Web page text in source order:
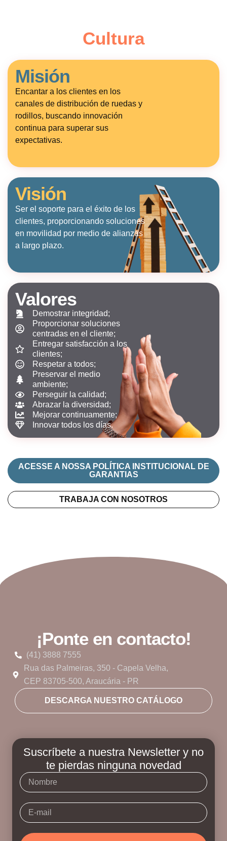
Cultura
Misión
Encantar a los clientes en los
canales de distribución de ruedas y
rodillos, buscando innovación
continua para superar sus
expectativas.
Visión
Ser el soporte para el éxito de los
clientes, proporcionando soluciones
en movilidad por medio de alianzas
a largo plazo.
Valores
Demostrar integridad;
Proporcionar soluciones
centradas en el cliente;
Entregar satisfacción a los
clientes;
Respetar a todos;
Preservar el medio
ambiente;
Perseguir la calidad;
Abrazar la diversidad;
Mejorar continuamente;
Innovar todos los días.
ACESSE A NOSSA POLÍTICA INSTITUCIONAL DE
GARANTIAS
TRABAJA CON NOSOTROS
¡Ponte en contacto!
(41) 3888 7555
Rua das Palmeiras, 350 - Capela Velha,
CEP 83705-500, Araucária - PR
DESCARGA NUESTRO CATÁLOGO
Suscríbete a nuestra Newsletter y no
te pierdas ninguna novedad
Nombre
E-
mail